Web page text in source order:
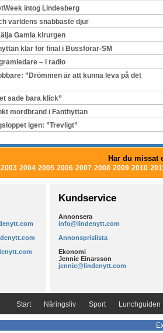
intog Lindesberg
världens snabbaste djur
Gamla kirurgen
klar för final i Bussförar-SM
– i radio
”Drömmen är att kunna leva på det
sade bara klick”
mordbrand i Fanthyttan
igen: ”Trevligt”
Har du missat
2003 2004 2005 2006 2007 2008 2009 2010
Kundservice
Annonsera
info@lindenytt.com
Annonsprislista
Ekonomi
Jennie Einarsson
jennie@lindenytt.com
Start Näringsliv Sport Lunchguiden